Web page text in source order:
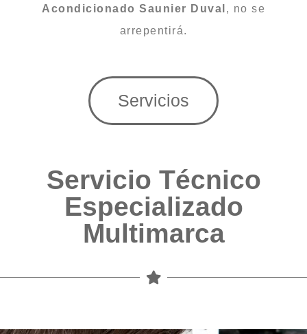
Acondicionado Saunier Duval , no se
arrepentirá.
Servicios
Servicio Técnico
Especializado
Multimarca